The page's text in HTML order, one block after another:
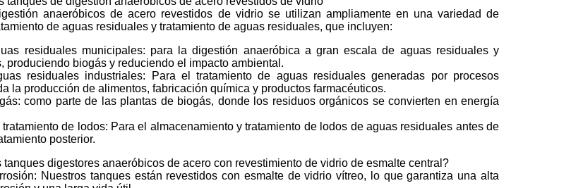
anaeróbicos de acero revestidos de vidrio se utilizan ampliamente en una variedad de
de aguas residuales y tratamiento de aguas residuales, que incluyen:
residuales municipales: para la digestión anaeróbica a gran escala de aguas residuales y
produciendo biogás y reduciendo el impacto ambiental.
residuales industriales: Para el tratamiento de aguas residuales generadas por procesos
la producción de alimentos, fabricación química y productos farmacéuticos.
como parte de las plantas de biogás, donde los residuos orgánicos se convierten en energía
de lodos: Para el almacenamiento y tratamiento de lodos de aguas residuales antes de
posterior.
digestores anaeróbicos de acero con revestimiento de vidrio de esmalte central?
Nuestros tanques están revestidos con esmalte de vidrio vítreo, lo que garantiza una alta